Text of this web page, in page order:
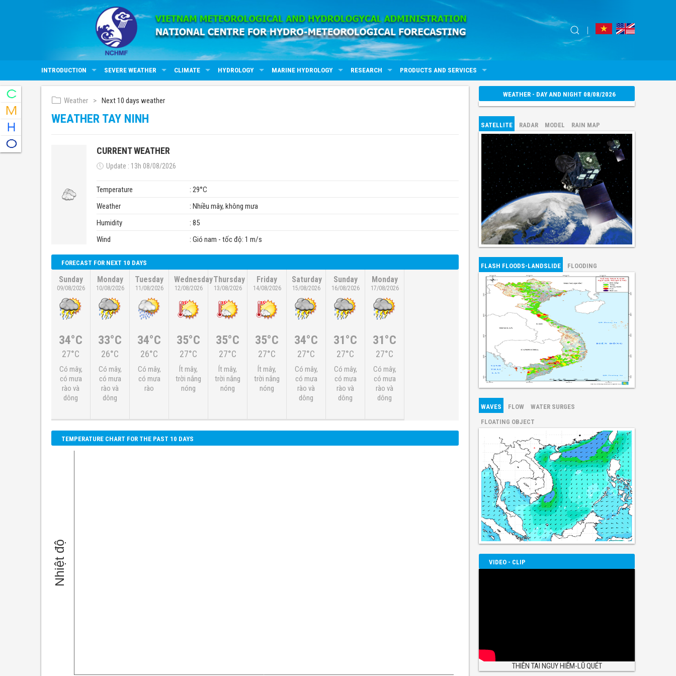
INTRODUCTION SEVERE WEATHER CLIMATE HYDROLOGY MARINE HYDROLOGY RESEARCH PRODUCTS AND SERVICES
Weather Next 10 days weather
WEATHER TAY NINH
CURRENT WEATHER
Update : 13h 08/08/2026
Temperature
: 29°C
Weather
: Nhiều mây, không mưa
Humidity
: 85
Wind
: Gió nam - tốc độ: 1 m/s
FORECAST FOR NEXT 10 DAYS
Sunday
09/08/2026
34°C
27°C
Có mây,
có mưa
rào và
dông
Monday
10/08/2026
33°C
26°C
Có mây,
có mưa
rào và
dông
Tuesday
11/08/2026
34°C
26°C
Có mây,
có mưa
rào
Wednesday
12/08/2026
35°C
27°C
Ít mây,
trời nắng
nóng
Thursday
13/08/2026
35°C
27°C
Ít mây,
trời nắng
nóng
Friday
14/08/2026
35°C
27°C
Ít mây,
trời nắng
nóng
Saturday
15/08/2026
34°C
27°C
Có mây,
có mưa
rào và
dông
Sunday
16/08/2026
31°C
27°C
Có mây,
có mưa
rào và
dông
Monday
17/08/2026
31°C
27°C
Có mây,
có mưa
rào và
dông
TEMPERATURE CHART FOR THE PAST 10 DAYS
WEATHER - DAY AND NIGHT 08/08/2026
SATELLITE RADAR MODEL RAIN MAP
FLASH FLOODS-LANDSLIDE FLOODING
WAVES FLOW
WATER SURGES
FLOATING OBJECT
VIDEO - CLIP
THIÊN TAI NGUY HIỂM-LŨ QUÉT